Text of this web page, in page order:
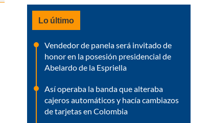
Lo último
Vendedor de panela será invitado de
honor en la posesión presidencial de
Abelardo de la Espriella
Así operaba la banda que alteraba
cajeros automáticos y hacía cambiazos
de tarjetas en Colombia